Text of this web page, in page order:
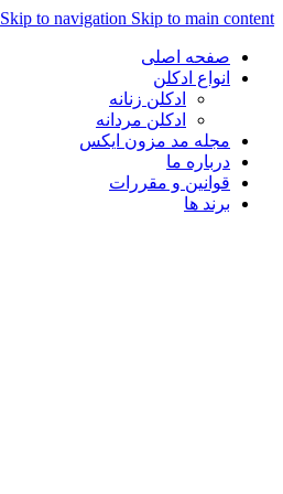
Skip to navigation Skip to main content
صفحه اصلی
انواع ادکلن
ادکلن زنانه
ادکلن مردانه
مجله مد مزون ایکس
درباره ما
قوانین و مقررات
برند ها